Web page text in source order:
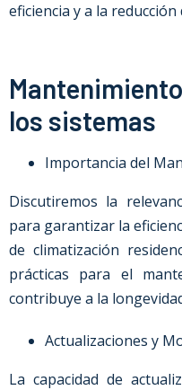
eficiencia y a la
los sistemas
Importancia del
Discutiremos la
para garantizar la
de climatización
prácticas para el
contribuye a la
Actualizaciones y
La capacidad de